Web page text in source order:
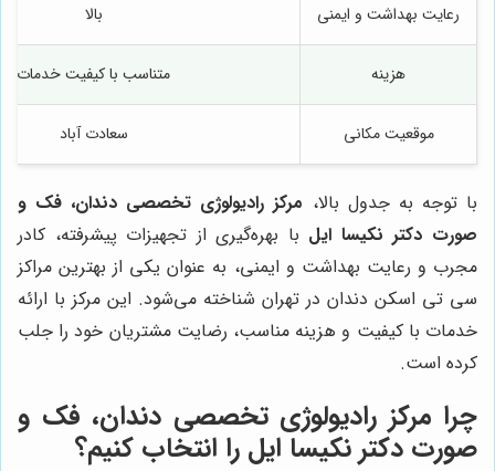
رعایت بهداشت و ایمنی بالا
هزینه متناسب با کیفیت خدمات
موقعیت مکانی سعادت آباد
با توجه به جدول بالا، مرکز رادیولوژی تخصصی دندان، فک و
صورت دکتر نکیسا ایل با بهره‌گیری از تجهیزات پیشرفته، کادر
مجرب و رعایت بهداشت و ایمنی، به عنوان یکی از بهترین مراکز
سی تی اسکن دندان در تهران شناخته می‌شود. این مرکز با ارائه
خدمات با کیفیت و هزینه مناسب، رضایت مشتریان خود را جلب
کرده است.
چرا مرکز رادیولوژی تخصصی دندان، فک و
صورت دکتر نکیسا ایل را انتخاب کنیم؟